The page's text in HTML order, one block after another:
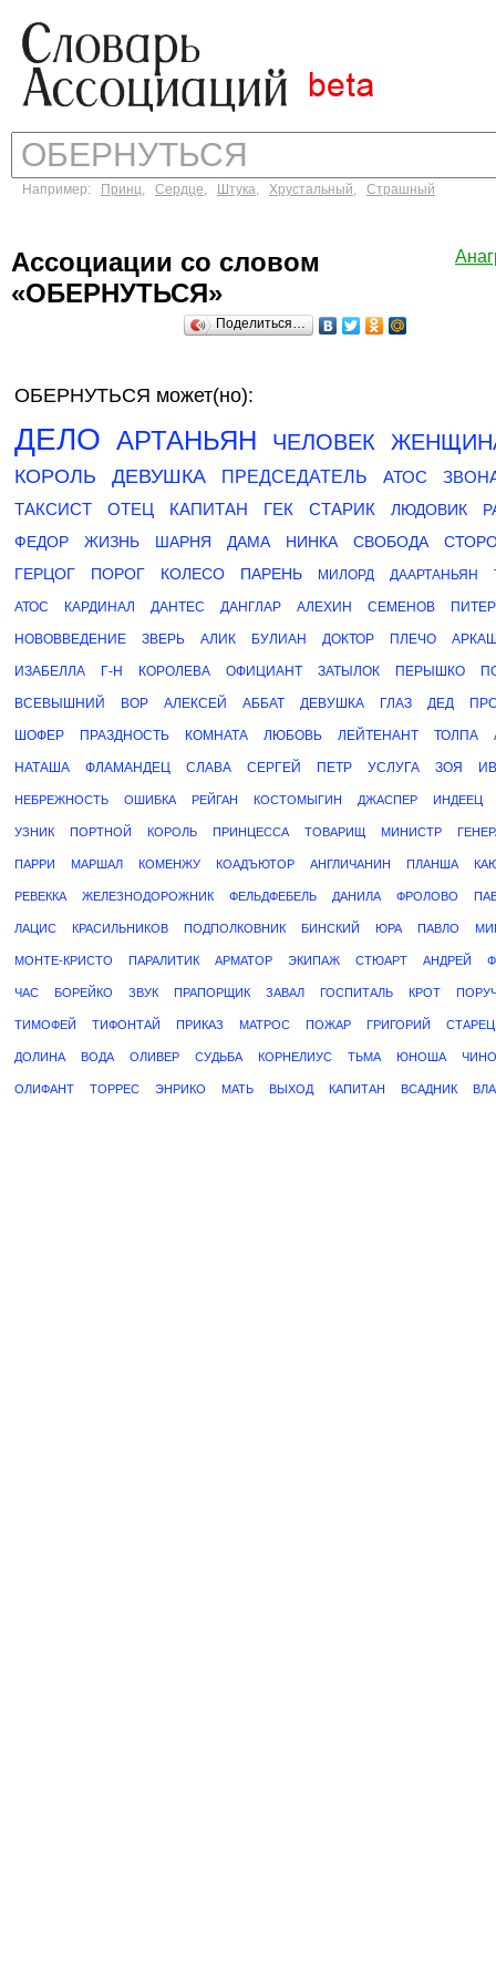
Например: Принц, Сердце, Штука, Хрустальный, Страшный
Ассоциации со словом
«ОБЕРНУТЬСЯ»
Поделиться…
ОБЕРНУТЬСЯ может(но):
ДЕЛО АРТАНЬЯН ЧЕЛОВЕК
КОРОЛЬ ДЕВУШКА ПРЕДСЕДАТЕЛЬ АТОС
ТАКСИСТ
ОТЕЦ КАПИТАН ГЕК СТАРИК ЛЮДОВИК
ФЕДОР
ЖИЗНЬ ШАРНЯ ДАМА НИНКА СВОБОДА
ГЕРЦОГ
ПОРОГ КОЛЕСО ПАРЕНЬ МИЛОРД ДААРТАНЬЯН
АТОС КАРДИНАЛ ДАНТЕС ДАНГЛАР АЛЕХИН СЕМЕНОВ ПИТЕР
НОВОВВЕДЕНИЕ ЗВЕРЬ АЛИК БУЛИАН ДОКТОР ПЛЕЧО
ИЗАБЕЛЛА Г-Н КОРОЛЕВА ОФИЦИАНТ ЗАТЫЛОК ПЕРЫШКО
ВСЕВЫШНИЙ ВОР АЛЕКСЕЙ АББАТ ДЕВУШКА ГЛАЗ ДЕД
ШОФЕР ПРАЗДНОСТЬ КОМНАТА ЛЮБОВЬ ЛЕЙТЕНАНТ ТОЛПА
НАТАША ФЛАМАНДЕЦ СЛАВА СЕРГЕЙ ПЕТР УСЛУГА ЗОЯ
НЕБРЕЖНОСТЬ ОШИБКА РЕЙГАН КОСТОМЫГИН ДЖАСПЕР ИНДЕЕЦ
УЗНИК ПОРТНОЙ КОРОЛЬ ПРИНЦЕССА ТОВАРИЩ МИНИСТР
ПАРРИ МАРШАЛ КОМЕНЖУ КОАДЪЮТОР АНГЛИЧАНИН ПЛАНША
РЕВЕККА ЖЕЛЕЗНОДОРОЖНИК ФЕЛЬДФЕБЕЛЬ ДАНИЛА ФРОЛОВО
ЛАЦИС КРАСИЛЬНИКОВ ПОДПОЛКОВНИК БИНСКИЙ ЮРА ПАВЛО
МОНТЕ-КРИСТО ПАРАЛИТИК АРМАТОР ЭКИПАЖ СТЮАРТ АНДРЕЙ
ЧАС БОРЕЙКО ЗВУК ПРАПОРЩИК ЗАВАЛ ГОСПИТАЛЬ КРОТ
ТИМОФЕЙ ТИФОНТАЙ ПРИКАЗ МАТРОС ПОЖАР ГРИГОРИЙ СТАРЕЦ
ДОЛИНА ВОДА ОЛИВЕР СУДЬБА КОРНЕЛИУС ТЬМА ЮНОША
ОЛИФАНТ ТОРРЕС ЭНРИКО МАТЬ ВЫХОД КАПИТАН ВСАДНИК